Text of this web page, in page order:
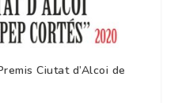
Ciutat d’Alcoi de